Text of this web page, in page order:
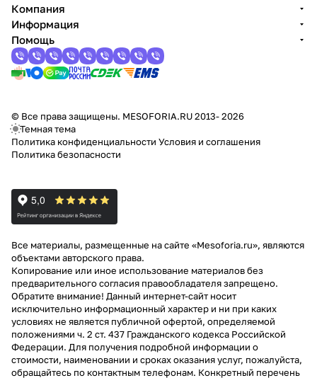
Компания
Информация
Помощь
© Все права защищены. MESOFORIA.RU 2013- 2026
Темная тема
Политика конфиденциальности Условия и соглашения
Политика безопасности
Все материалы, размещенные на сайте «Mesoforia.ru», являются
объектами авторского права.
Копирование или иное использование материалов без
предварительного согласия правообладателя запрещено.
Обратите внимание! Данный интернет-сайт носит
исключительно информационный характер и ни при каких
условиях не является публичной офертой, определяемой
положениями ч. 2 ст. 437 Гражданского кодекса Российской
Федерации. Для получения подробной информации о
стоимости, наименовании и сроках оказания услуг, пожалуйста,
обращайтесь по контактным телефонам. Конкретный перечень